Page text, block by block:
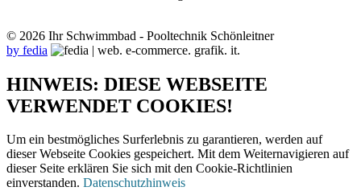
© 2026 Ihr Schwimmbad - Pooltechnik Schönleitner
by fedia
HINWEIS: DIESE WEBSEITE
VERWENDET COOKIES!
Um ein bestmögliches Surferlebnis zu garantieren, werden auf
dieser Webseite Cookies gespeichert. Mit dem Weiternavigieren auf
dieser Seite erklären Sie sich mit den Cookie-Richtlinien
einverstanden. Datenschutzhinweis